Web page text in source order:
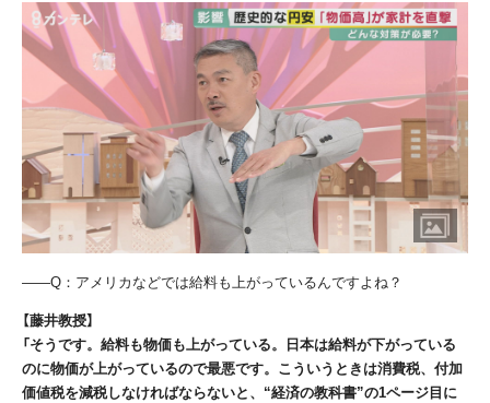
――Q ：アメリカなどでは給料も上がっているんですよね？
【藤井教授】
「そうです。給料も物価も上がっている。日本は給料が下がっている
のに物価が上がっているので最悪です。こういうときは消費税、付加
価値税を減税しなければならないと、“経済の教科書”の1ページ目に